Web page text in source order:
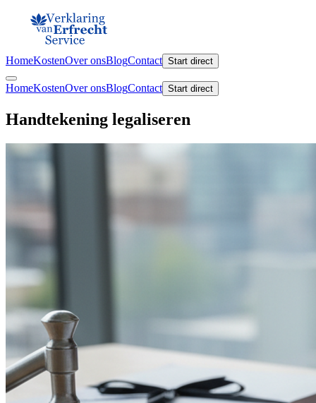
HomeKostenOver onsBlogContact Start direct
HomeKostenOver onsBlogContact Start direct
Handtekening legaliseren